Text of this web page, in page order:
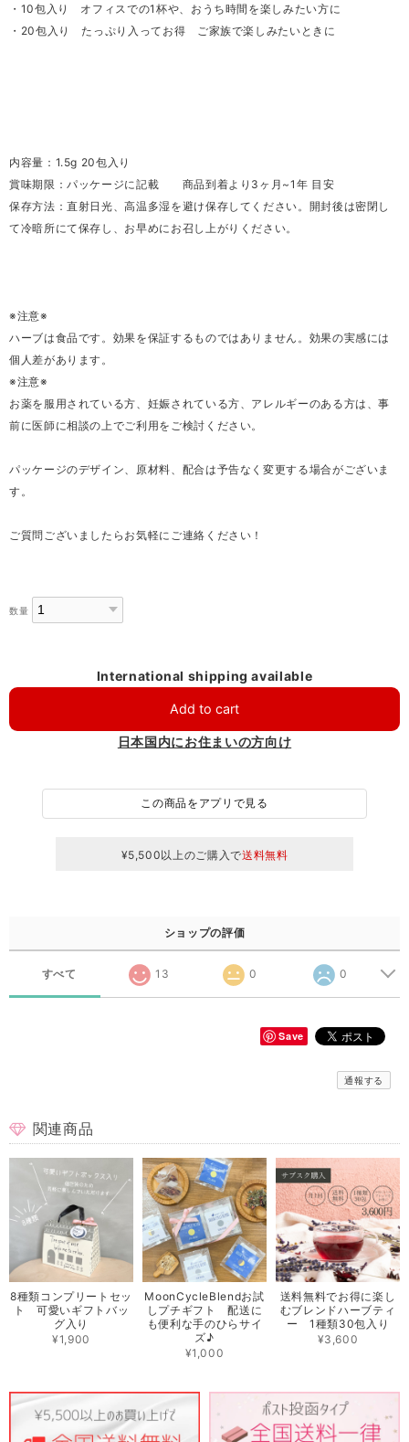
・10包入り オフィスでの1杯や、おうち時間を楽しみたい方に
・20包入り たっぷり入ってお得 ご家族で楽しみたいときに
内容量：1.5g 20包入り
賞味期限：パッケージに記載 商品到着より3ヶ月~1年 目安
保存方法：直射日光、高温多湿を避け保存してください。開封後は密閉し
て冷暗所にて保存し、お早めにお召し上がりください。
※注意※
ハーブは食品です。効果を保証するものではありません。効果の実感には
個人差があります。
※注意※
お薬を服用されている方、妊娠されている方、アレルギーのある方は、事
前に医師に相談の上でご利用をご検討ください。
パッケージのデザイン、原材料、配合は予告なく変更する場合がございま
す。
ご質問ございましたらお気軽にご連絡ください！
数量
International shipping available
Add to cart
日本国内にお住まいの方向け
この商品をアプリで見る
¥5,500以上のご購入で送料無料
ショップの評価
すべて 13 0 0
Save
通報する
関連商品
8種類コンプリートセッ
ト 可愛いギフトバッ
グ入り
¥1,900
MoonCycleBlendお試
しプチギフト 配送に
も便利な手のひらサイ
ズ♪
¥1,000
送料無料でお得に楽し
むブレンドハーブティ
ー 1種類30包入り
¥3,600